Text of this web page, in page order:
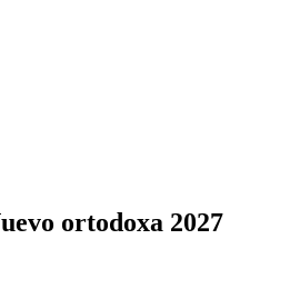
ortodoxa 2027